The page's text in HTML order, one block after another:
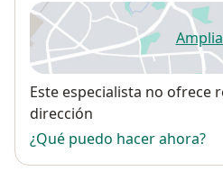
se
Disponibilidad
Este especialista no ofrece
dirección
¿Qué puedo hacer ahora?